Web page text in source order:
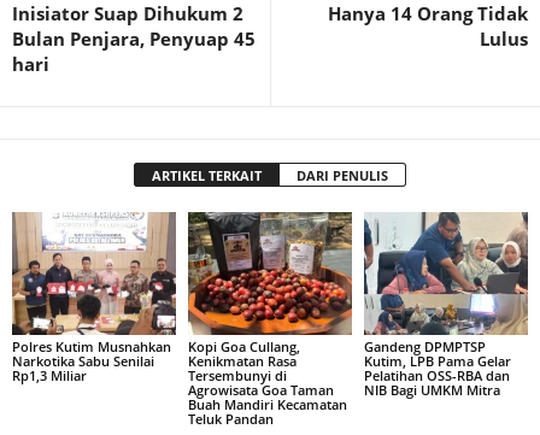
Inisiator Suap Dihukum 2
Bulan Penjara, Penyuap 45
hari
Hanya 14 Orang Tidak
Lulus
ARTIKEL TERKAIT DARI PENULIS
Polres Kutim Musnahkan
Narkotika Sabu Senilai
Rp1,3 Miliar
Kopi Goa Cullang,
Kenikmatan Rasa
Tersembunyi di
Agrowisata Goa Taman
Buah Mandiri Kecamatan
Teluk Pandan
Gandeng DPMPTSP
Kutim, LPB Pama Gelar
Pelatihan OSS-RBA dan
NIB Bagi UMKM Mitra